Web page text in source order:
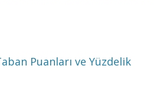
Puanları ve Yüzdelik